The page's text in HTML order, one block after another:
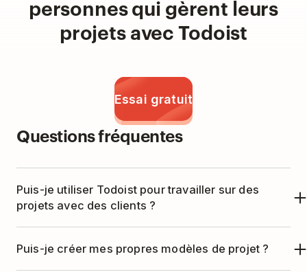
personnes qui gèrent leurs
projets avec Todoist
Essai gratuit
Questions fréquentes
Puis-je utiliser Todoist pour travailler sur des
projets avec des clients ?
Oui, c’est tout à fait possible ! Invitez votre client
Puis-je créer mes propres modèles de projet ?